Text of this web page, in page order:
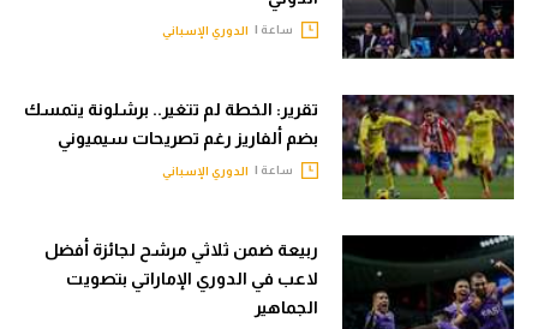
ساعة | الدوري الإسباني
تقرير: الخطة لم تتغير.. برشلونة يتمسك
بضم ألفاريز رغم تصريحات سيميوني
ساعة | الدوري الإسباني
ربيعة ضمن ثلاثي مرشح لجائزة أفضل
لاعب في الدوري الإماراتي بتصويت
الجماهير